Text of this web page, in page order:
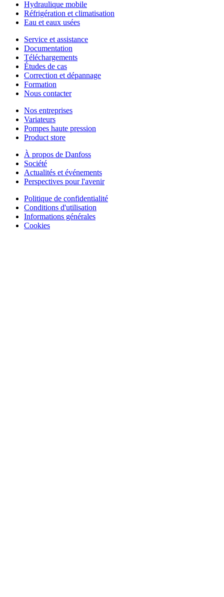
Hydraulique mobile
Réfrigération et climatisation
Eau et eaux usées
Service et assistance
Documentation
Téléchargements
Études de cas
Correction et dépannage
Formation
Nous contacter
Nos entreprises
Variateurs
Pompes haute pression
Product store
À propos de Danfoss
Société
Actualités et événements
Perspectives pour l'avenir
Politique de confidentialité
Conditions d'utilisation
Informations générales
Cookies